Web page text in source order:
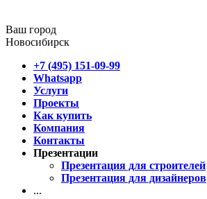
Ваш город
Новосибирск
+7 (495) 151-09-99
Whatsapp
Услуги
Проекты
Как купить
Компания
Контакты
Презентации
Презентация для строителей
Презентация для дизайнеров
...